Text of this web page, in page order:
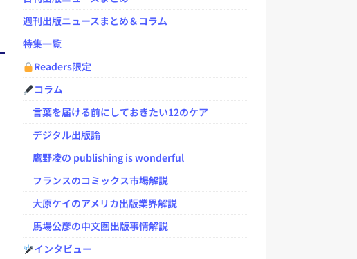
週刊出版ニュースまとめ＆コラム
特集一覧
Readers限定
コラム
言葉を届ける前にしておきたい12のケア
デジタル出版論
鷹野凌の publishing is wonderful
フランスのコミックス市場解説
大原ケイのアメリカ出版業界解説
馬場公彦の中文圏出版事情解説
インタビュー